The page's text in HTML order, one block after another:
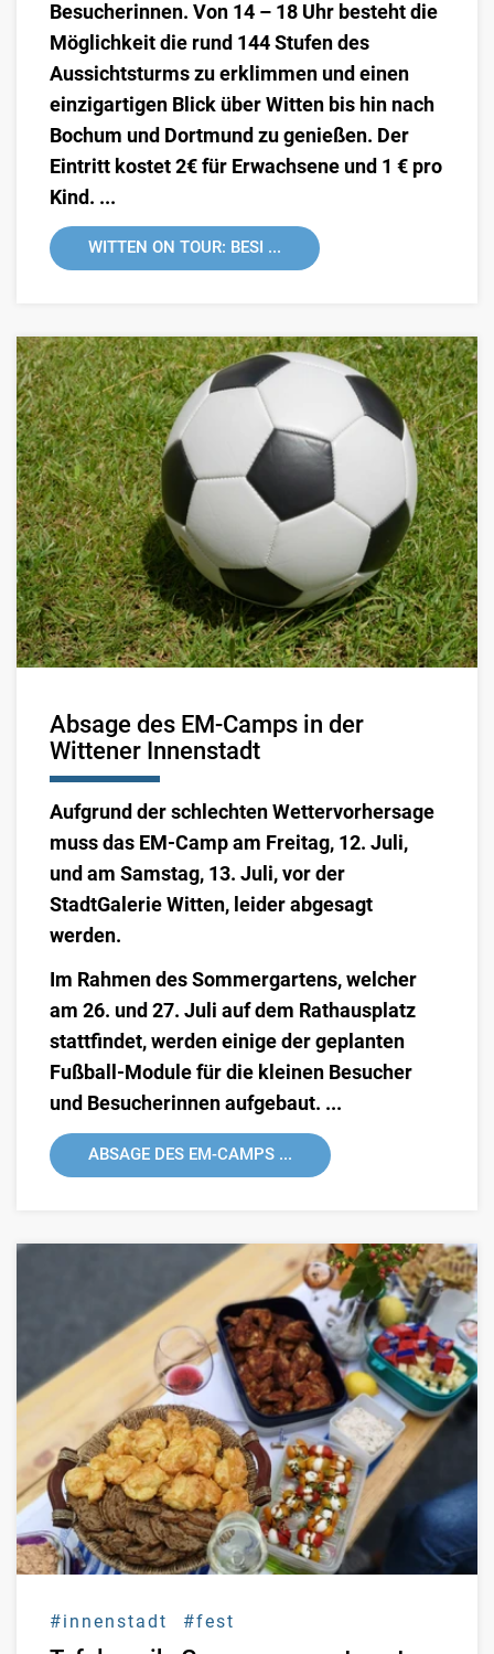
Besucherinnen. Von 14 – 18 Uhr besteht die
Möglichkeit die rund 144 Stufen des
Aussichtsturms zu erklimmen und einen
einzigartigen Blick über Witten bis hin nach
Bochum und Dortmund zu genießen. Der
Eintritt kostet 2€ für Erwachsene und 1 € pro
Kind. ...
WITTEN ON TOUR: BESI ...
Absage des EM-Camps in der
Wittener Innenstadt
Aufgrund der schlechten Wettervorhersage
muss das EM-Camp am Freitag, 12. Juli,
und am Samstag, 13. Juli, vor der
StadtGalerie Witten, leider abgesagt
werden.
Im Rahmen des Sommergartens, welcher
am 26. und 27. Juli auf dem Rathausplatz
stattfindet, werden einige der geplanten
Fußball-Module für die kleinen Besucher
und Besucherinnen aufgebaut. ...
ABSAGE DES EM-CAMPS ...
#innenstadt #fest